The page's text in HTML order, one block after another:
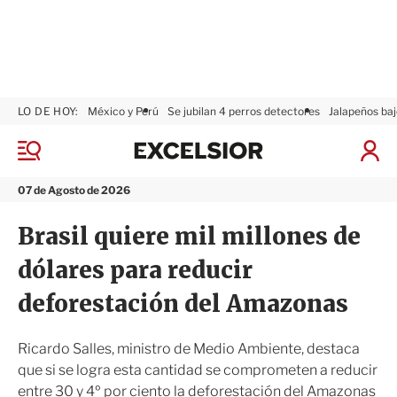
M
n
07 de Agosto de 2026
LO DE HOY: México y Perú Se jubilan 4 perros detectores Jalapeños
I
x
s
i
Brasil quiere mil millones de
dólares para reducir
deforestación del Amazonas
Ricardo Salles, ministro de Medio Ambiente, destaca
que si se logra esta cantidad se comprometen a reducir
entre 30 y 4º por ciento la deforestación del Amazonas